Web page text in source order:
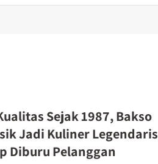
Sejak 1987, Bakso
Jadi Kuliner Legendaris
Diburu Pelanggan